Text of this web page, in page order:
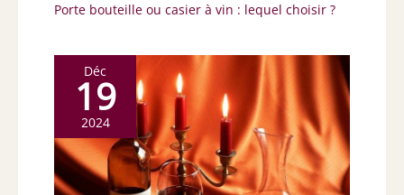
Porte bouteille ou casier à vin : lequel choisir ?
Déc
19
2024